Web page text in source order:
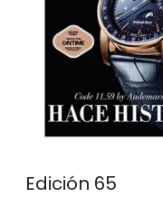
Edición 65